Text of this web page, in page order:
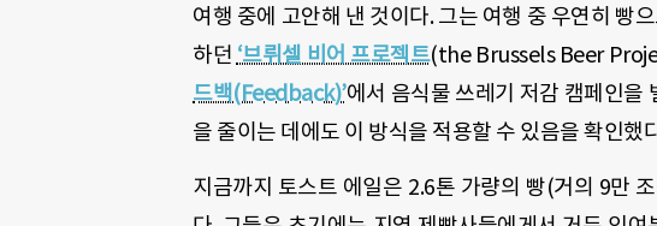
여행 중에 고안해 낸 것이다. 그는 여행 중 우연히 빵
하던 ‘브뤼셀 비어 프로젝트(the Brussels Beer
드백(Feedback)’에서 음식물 쓰레기 저감 캠페인을
을 줄이는 데에도 이 방식을 적용할 수 있음을 확인했
지금까지 토스트 에일은 2.6톤 가량의 빵(거의 9만